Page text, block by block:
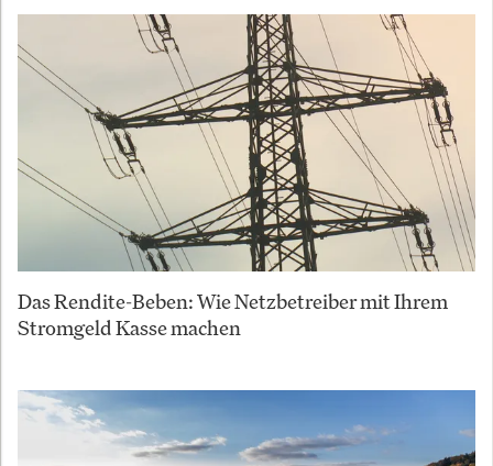
Das Rendite-Beben: Wie Netzbetreiber mit Ihrem
Stromgeld Kasse machen